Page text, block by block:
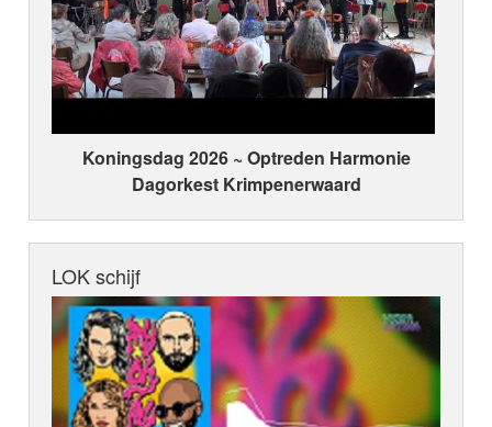
Koningsdag 2026 ~ Optreden Harmonie
Dagorkest Krimpenerwaard
LOK schijf